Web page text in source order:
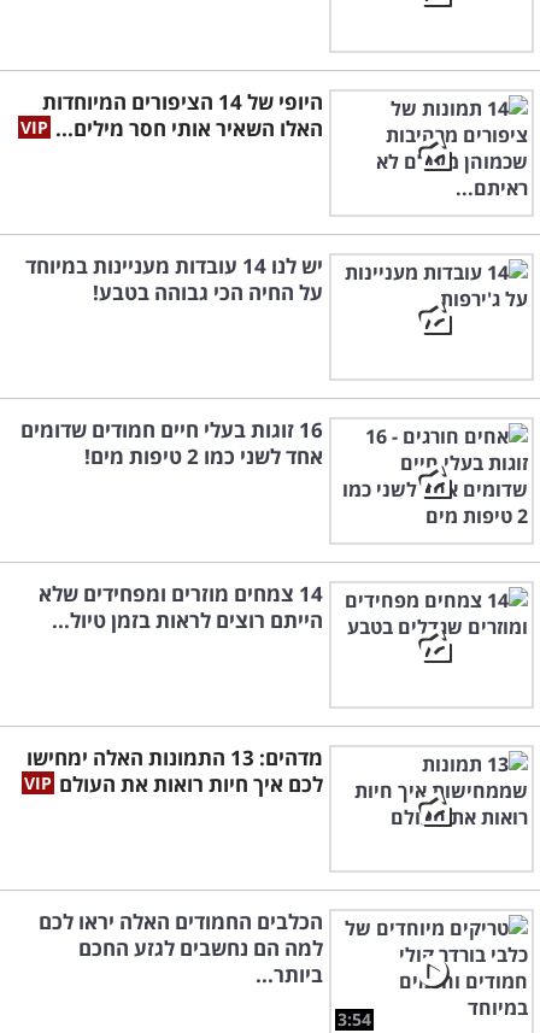
היופי של 14 הציפורים המיוחדות
האלו השאיר אותי חסר מילים...
יש לנו 14 עובדות מעניינות במיוחד
על החיה הכי גבוהה בטבע!
16 זוגות בעלי חיים חמודים שדומים
אחד לשני כמו 2 טיפות מים!
14 צמחים מוזרים ומפחידים שלא
הייתם רוצים לראות בזמן טיול...
מדהים: 13 התמונות האלה ימחישו
לכם איך חיות רואות את העולם
3:54
הכלבים החמודים האלה יראו לכם
למה הם נחשבים לגזע החכם
ביותר...